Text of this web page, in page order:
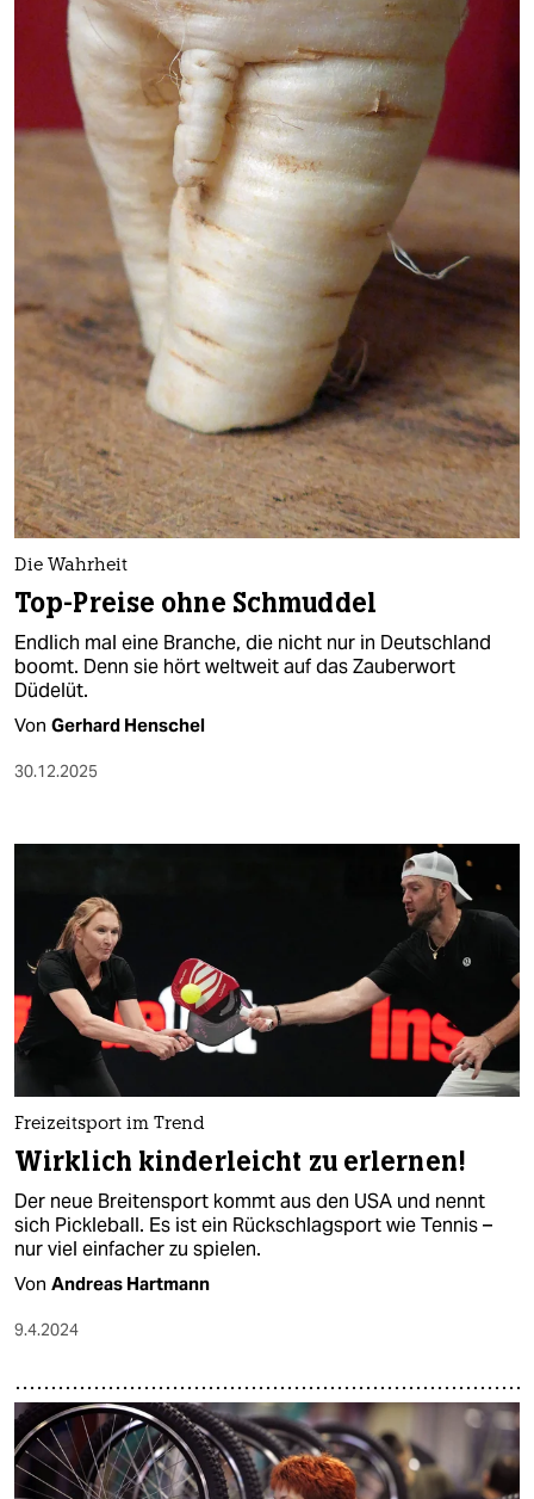
wahrheit
verlag
veranstaltungen
shop
fragen & hilfe
unterstützen
abo
genossenschaft
epaper login
Die Wahrheit
Top-Preise ohne Schmuddel
Endlich mal eine Branche, die nicht nur in Deutschland
boomt. Denn sie hört weltweit auf das Zauberwort
Düdelüt.
Von Gerhard Henschel
30.12.2025
Freizeitsport im Trend
Wirklich kinderleicht zu erlernen!
Der neue Breitensport kommt aus den USA und nennt
sich Pickleball. Es ist ein Rückschlagsport wie Tennis –
nur viel einfacher zu spielen.
Von Andreas Hartmann
9.4.2024